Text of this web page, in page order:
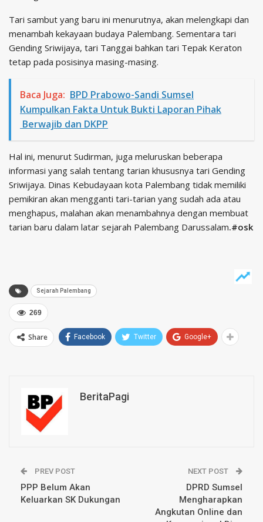
Tari sambut yang baru ini menurutnya, akan melengkapi dan
menambah kekayaan budaya Palembang. Sementara tari
Gending Sriwijaya, tari Tanggai bahkan tari Tepak Keraton
tetap pada posisinya masing-masing.
Baca Juga: BPD Prabowo-Sandi Sumsel
Kumpulkan Fakta Untuk Bukti Laporan Pihak
Berwajib dan DKPP
Hal ini, menurut Sudirman, juga meluruskan beberapa
informasi yang salah tentang tarian khususnya tari Gending
Sriwijaya. Dinas Kebudayaan kota Palembang tidak memiliki
pemikiran akan mengganti tari-tarian yang sudah ada atau
menghapus, malahan akan menambahnya dengan membuat
tarian baru dalam latar sejarah Palembang Darussalam.#osk
Sejarah Palembang
269
Share Facebook Twitter Google+
BeritaPagi
PREV POST
PPP Belum Akan
Keluarkan SK Dukungan
NEXT POST
DPRD Sumsel
Mengharapkan
Angkutan Online dan